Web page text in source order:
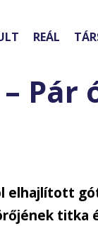
REÁL
Pár
elhajlított
titka